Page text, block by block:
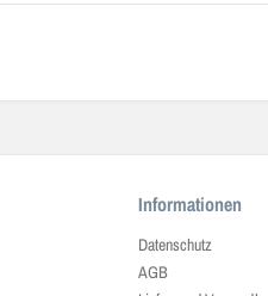
Informationen
Datenschutz
AGB